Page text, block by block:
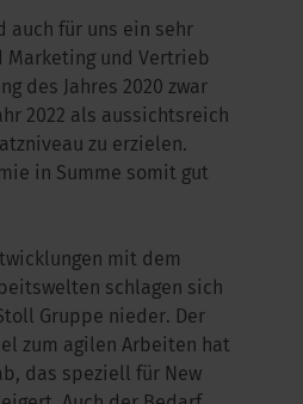
auch für uns ein sehr
Marketing und Vertrieb
des Jahres 2020 zwar
2022 als aussichtsreich
zu erzielen.
in Summe somit gut
mit dem
schlagen sich
Gruppe nieder. Der
zum agilen Arbeiten hat
das speziell für New